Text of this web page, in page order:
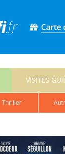
Carte
VISITES
thriller